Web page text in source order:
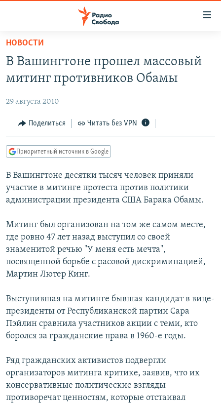
упрощенного
доступа
основному
Вернутся
главной
навигации
Вернутся
поиску
АВТОРСКИЕ ПРОЕКТЫ
ЦИТАТЫ СВОБОДЫ
МНЕНИЯ
IDEL.РЕАЛИИ
КАВКАЗ.РЕАЛИИ
РАСПИСАНИЕ ВЕЩАНИЯ
ПОДПИШИТЕСЬ НА РАССЫЛКУ
СОЦИАЛЬНЫЕ СЕТИ
Все сайты РСЕ/РС
НОВОСТИ
В Вашингтоне прошел массовый
митинг противников Обамы
29 августа 2010
Поделиться Читать без VPN
Приоритетный источник в Google
В Вашингтоне десятки тысяч человек приняли
участие в митинге протеста против политики
администрации президента США Барака Обамы.
Митинг был организован на том же самом месте,
где ровно 47 лет назад выступил со своей
знаменитой речью "У меня есть мечта",
посвященной борьбе с расовой дискриминацией,
Мартин Лютер Кинг.
Выступившая на митинге бывшая кандидат в вице-
президенты от Республиканской партии Сара
Пэйлин сравнила участников акции с теми, кто
боролся за гражданские права в 1960-е годы.
Ряд гражданских активистов подвергли
организаторов митинга критике, заявив, что их
консервативные политические взгляды
противоречат ценностям, которые отстаивал